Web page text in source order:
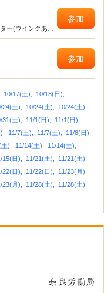
ー(ウインクあい
参加
参加
10/17(土),
10/18(日),
24(土), 10/24(土),
10/24(土),
31(土), 11/1(日),
11/1(日),
11/7(土), 11/7(土),
11/8(日),
), 11/14(土),
11/14(土),
15(日), 11/21(土),
11/21(土),
22(日), 11/22(日),
11/23(月),
23(月), 11/28(土),
11/28(土),